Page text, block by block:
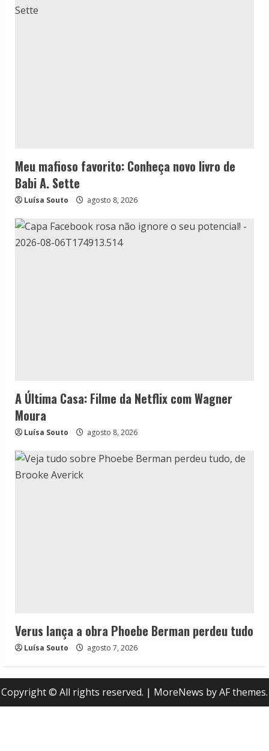
Meu mafioso favorito: Conheça novo livro de
Babi A. Sette
Luísa Souto agosto 8, 2026
A Última Casa: Filme da Netflix com Wagner
Moura
Luísa Souto agosto 8, 2026
Verus lança a obra Phoebe Berman perdeu tudo
Luísa Souto agosto 7, 2026
Copyright © All rights reserved. | MoreNews by AF themes.